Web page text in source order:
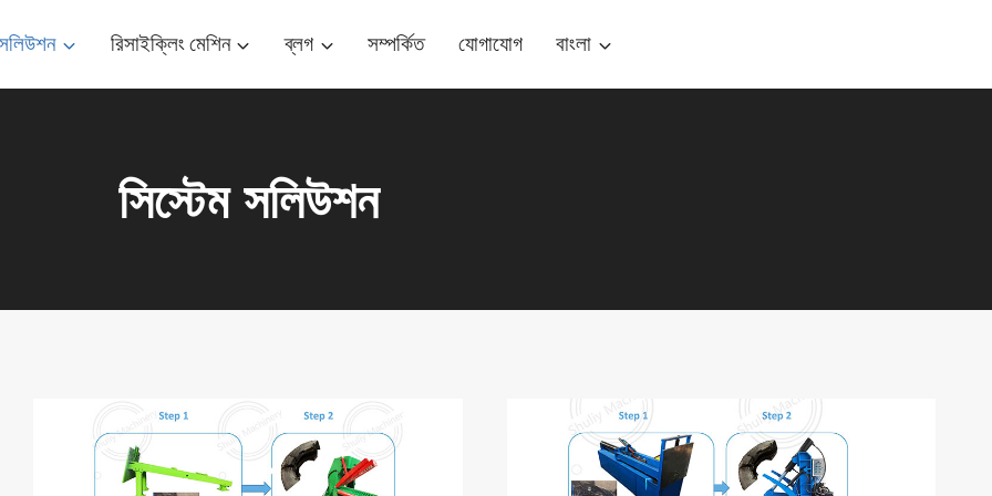
রিসাইক্লিং মেশিন ব্লগ সম্পর্কিত যোগাযোগ বাংলা
সিস্টেম সলিউশন